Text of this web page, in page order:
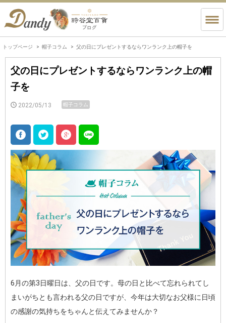
トップページ 帽子コラム 父の日にプレゼントするならワンランク上の帽子を
父の日にプレゼントするならワンランク上の帽
子を
2022/05/13 帽子コラム
6月の第3日曜日は、父の日です。母の日と比べて忘れられてし
まいがちとも言われる父の日ですが、今年は大切なお父様に日頃
の感謝の気持ちをちゃんと伝えてみませんか？